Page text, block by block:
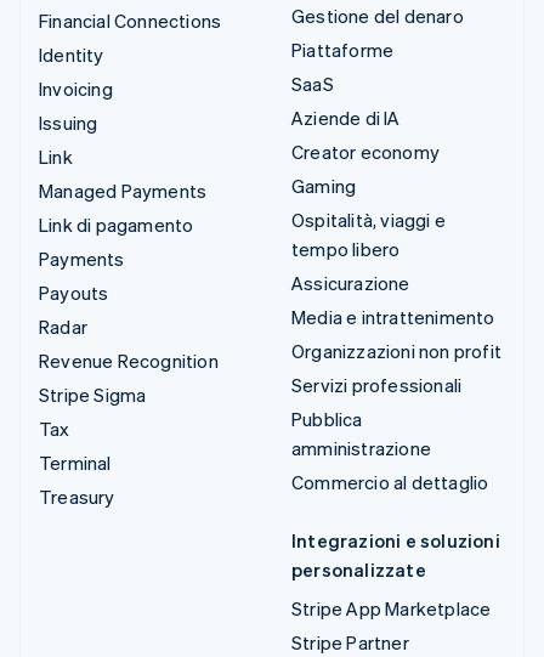
Financial Connections
Identity
Invoicing
Issuing
Link
Managed Payments
Link di pagamento
Payments
Payouts
Radar
Revenue Recognition
Stripe Sigma
Tax
Terminal
Treasury
Gestione del denaro
Piattaforme
SaaS
Aziende di IA
Creator economy
Gaming
Ospitalità, viaggi e
tempo libero
Assicurazione
Media e intrattenimento
Organizzazioni non profit
Servizi professionali
Pubblica
amministrazione
Commercio al dettaglio
Integrazioni e soluzioni
personalizzate
Stripe App Marketplace
Stripe Partner